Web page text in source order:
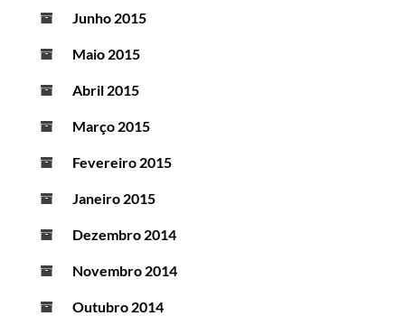
Junho 2015
Maio 2015
Abril 2015
Março 2015
Fevereiro 2015
Janeiro 2015
Dezembro 2014
Novembro 2014
Outubro 2014